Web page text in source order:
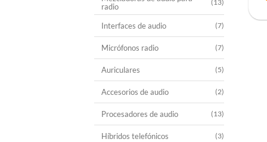
radio
(13)
Interfaces de audio (7)
Micrófonos radio (7)
Auriculares (5)
Accesorios de audio (2)
Procesadores de audio (13)
Híbridos telefónicos (3)